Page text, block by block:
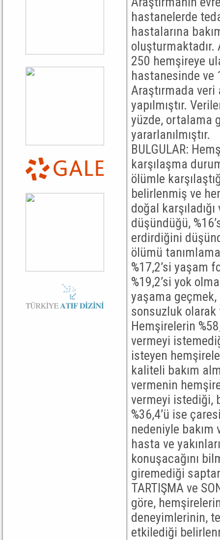
hastanelerde
hastalarına
oluşturmaktadır.
250 hemşireye
hastanesinde ve
Araştırmada veri
yapılmıştır.
yüzde, ortalama
yararlanılmıştır.
BULGULAR:
karşılaşma
ölümle
belirlenmiş ve
doğal
düşündüğü,
erdirdiğini
ölümü
%17,2’si yaşam
%19,2’si yok
yaşama geçmek,
sonsuzluk olarak
Hemşirelerin
vermeyi
isteyen
kaliteli bakım
vermenin
vermeyi istediği,
%36,4’ü ise
nedeniyle bakım
hasta ve
konuşacağını
giremediği
TARTIŞMA ve
göre,
deneyimlerinin,
etkilediği